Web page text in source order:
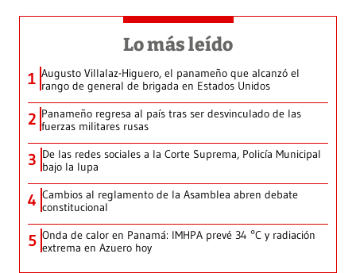
Lo más leído
1 Augusto Villalaz-Higuero, el panameño que alcanzó el
rango de general de brigada en Estados Unidos
2 Panameño regresa al país tras ser desvinculado de las
fuerzas militares rusas
3 De las redes sociales a la Corte Suprema, Policía Municipal
bajo la lupa
4 Cambios al reglamento de la Asamblea abren debate
constitucional
5 Onda de calor en Panamá: IMHPA prevé 34 °C y radiación
extrema en Azuero hoy